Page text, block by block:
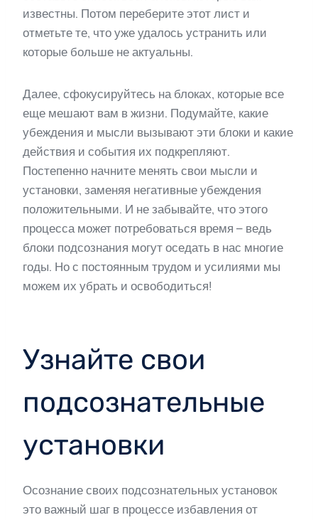
известны. Потом переберите этот лист и
отметьте те, что уже удалось устранить или
которые больше не актуальны.
Далее, сфокусируйтесь на блоках, которые все
еще мешают вам в жизни. Подумайте, какие
убеждения и мысли вызывают эти блоки и какие
действия и события их подкрепляют.
Постепенно начните менять свои мысли и
установки, заменяя негативные убеждения
положительными. И не забывайте, что этого
процесса может потребоваться время – ведь
блоки подсознания могут оседать в нас многие
годы. Но с постоянным трудом и усилиями мы
можем их убрать и освободиться!
Узнайте свои
подсознательные
установки
Осознание своих подсознательных установок
это важный шаг в процессе избавления от